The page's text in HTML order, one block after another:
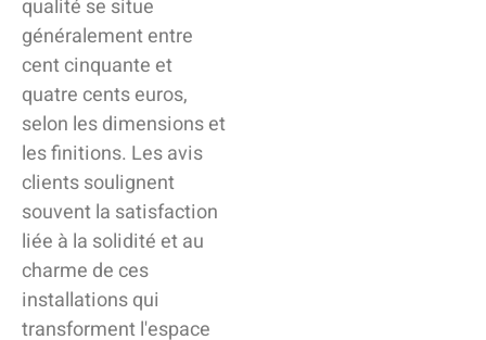
qualité se situe
généralement entre
cent cinquante et
quatre cents euros,
selon les dimensions et
les finitions. Les avis
clients soulignent
souvent la satisfaction
liée à la solidité et au
charme de ces
installations qui
transforment l'espace